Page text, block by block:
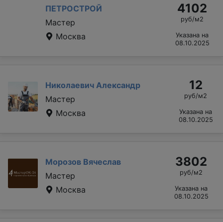
ПЕТРОСТРОЙ
Мастер
Москва
4102
руб/м2
Указана на
08.10.2025
Николаевич Александр
Мастер
Москва
12
руб/м2
Указана на
08.10.2025
Морозов Вячеслав
Мастер
Москва
3802
руб/м2
Указана на
08.10.2025